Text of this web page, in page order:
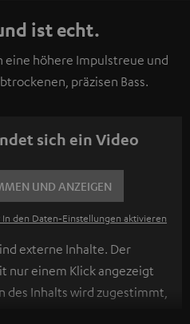
ist echt.
eine höhere Impulstreue und
präzisen Bass.
sich ein Video
UND ANZEIGEN
den Daten‑Einstellungen aktivieren
externe Inhalte. Der
nur einem Klick angezeigt
des Inhalts wird zugestimmt,